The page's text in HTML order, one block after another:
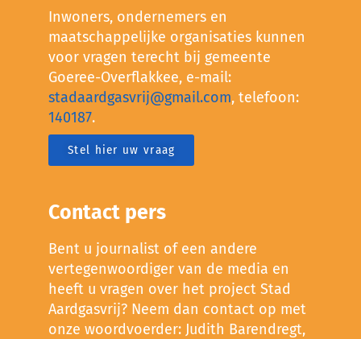
Inwoners, ondernemers en
maatschappelijke organisaties kunnen
voor vragen terecht bij gemeente
Goeree-Overflakkee, e-mail:
stadaardgasvrij@gmail.com, telefoon:
140187.
Stel hier uw vraag
Contact pers
Bent u journalist of een andere
vertegenwoordiger van de media en
heeft u vragen over het project Stad
Aardgasvrij? Neem dan contact op met
onze woordvoerder: Judith Barendregt,